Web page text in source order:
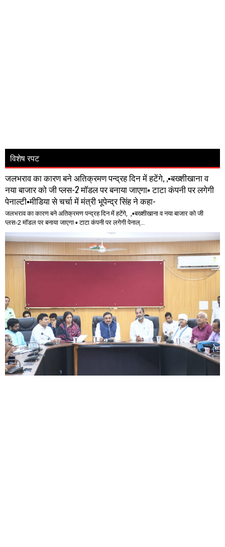
विशेष रपट
जलभराव का कारण बने अतिक्रमण पन्द्रह दिन में हटेंगे, ,▪️बख्शीखाना व
नया बाजार को जी प्लस-2 मॉडल पर बनाया जाएगा▪️ टाटा कंपनी पर लगेगी
पेनाल्टी▪️मीडिया से चर्चा में मंत्री भूपेन्द्र सिंह ने कहा-
जलभराव का कारण बने अतिक्रमण पन्द्रह दिन में हटेंगे, ,▪️बख्शीखाना व नया बाजार को जी
प्लस-2 मॉडल पर बनाया जाएगा ▪️ टाटा कंपनी पर लगेगी पेनाल्...